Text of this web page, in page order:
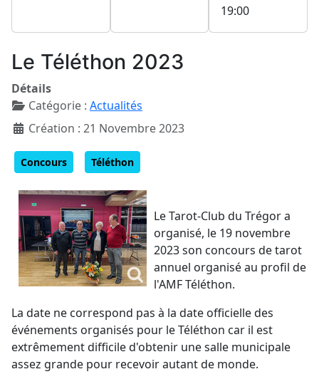
19:00
Le Téléthon 2023
Détails
Catégorie : Actualités
Création : 21 Novembre 2023
Concours Téléthon
Le Tarot-Club du Trégor a
organisé, le 19 novembre
2023 son concours de tarot
annuel organisé au profil de
l'AMF Téléthon.
La date ne correspond pas à la date officielle des
événements organisés pour le Téléthon car il est
extrêmement difficile d'obtenir une salle municipale
assez grande pour recevoir autant de monde.